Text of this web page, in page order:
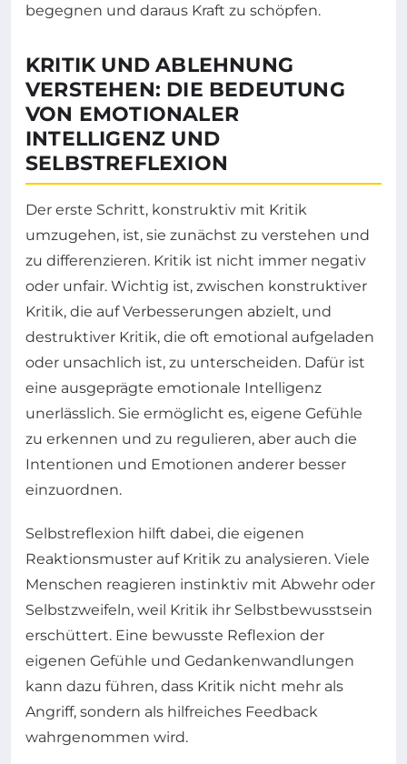
begegnen und daraus Kraft zu schöpfen.
KRITIK UND ABLEHNUNG
VERSTEHEN: DIE BEDEUTUNG
VON EMOTIONALER
INTELLIGENZ UND
SELBSTREFLEXION
Der erste Schritt, konstruktiv mit Kritik
umzugehen, ist, sie zunächst zu verstehen und
zu differenzieren. Kritik ist nicht immer negativ
oder unfair. Wichtig ist, zwischen konstruktiver
Kritik, die auf Verbesserungen abzielt, und
destruktiver Kritik, die oft emotional aufgeladen
oder unsachlich ist, zu unterscheiden. Dafür ist
eine ausgeprägte emotionale Intelligenz
unerlässlich. Sie ermöglicht es, eigene Gefühle
zu erkennen und zu regulieren, aber auch die
Intentionen und Emotionen anderer besser
einzuordnen.
Selbstreflexion hilft dabei, die eigenen
Reaktionsmuster auf Kritik zu analysieren. Viele
Menschen reagieren instinktiv mit Abwehr oder
Selbstzweifeln, weil Kritik ihr Selbstbewusstsein
erschüttert. Eine bewusste Reflexion der
eigenen Gefühle und Gedankenwandlungen
kann dazu führen, dass Kritik nicht mehr als
Angriff, sondern als hilfreiches Feedback
wahrgenommen wird.